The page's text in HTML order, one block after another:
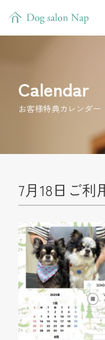
Calendar
お客様特典カレンダー
7月18日ご